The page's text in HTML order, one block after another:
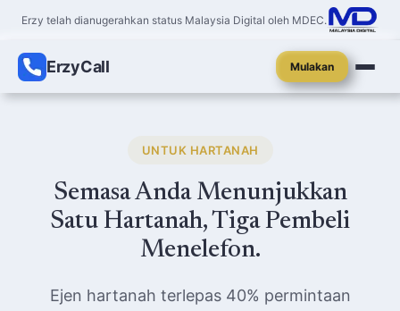
Erzy telah dianugerahkan status Malaysia Digital oleh MDEC.
ErzyCall Mulakan
UNTUK HARTANAH
Semasa Anda Menunjukkan
Satu Hartanah, Tiga Pembeli
Menelefon.
Ejen hartanah terlepas 40% permintaan